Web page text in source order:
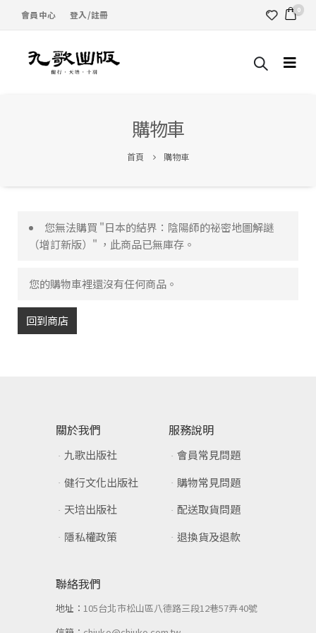
會員中心 登入/註冊 0
購物車
首頁 購物車
您無法購買 "日本的結界：陰陽師的祕密地圖解謎
（增訂新版）" ，此商品已無庫存。
您的購物車裡還沒有任何商品。
回到商店
關於我們
九歌出版社
健行文化出版社
天培出版社
隱私權政策
服務說明
會員常見問題
購物常見問題
配送取貨問題
退換貨及退款
聯絡我們
地址：105台北市松山區八德路三段12巷57弄40號